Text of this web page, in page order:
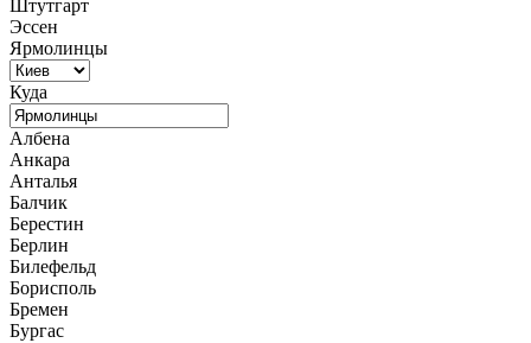
Штутгарт
Эссен
Ярмолинцы
Куда
Албена
Анкара
Анталья
Балчик
Берестин
Берлин
Билефельд
Борисполь
Бремен
Бургас